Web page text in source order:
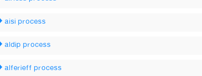
aisi process
aldip process
alferieff process